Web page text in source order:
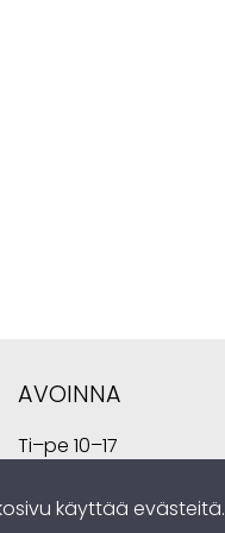
AVOINNA
Ti–pe 10–17
käyttää evästeitä.